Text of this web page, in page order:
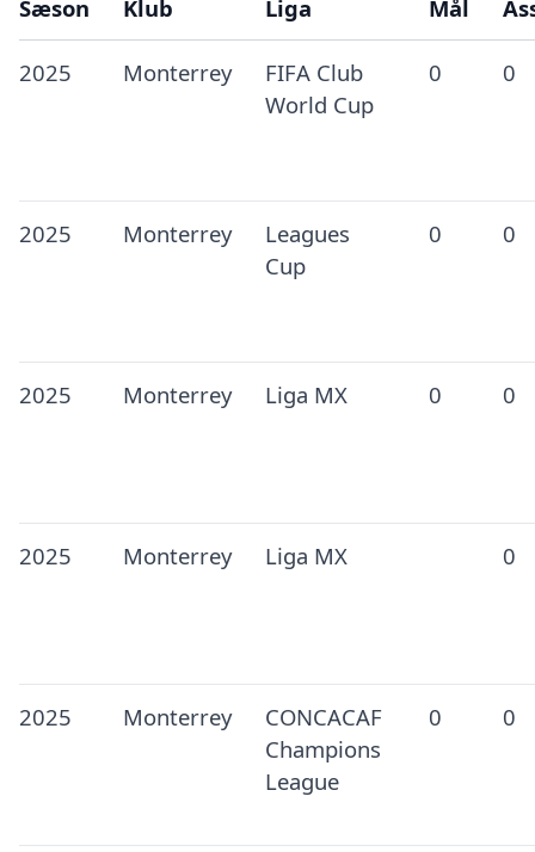
Sæson Klub Liga Mål
2025 Monterrey
FIFA Club
World Cup
0 0
2025 Monterrey
Leagues
Cup
0 0
2025 Monterrey Liga MX 0 0
2025 Monterrey Liga MX 0
2025 Monterrey
CONCACAF
Champions
League
0 0